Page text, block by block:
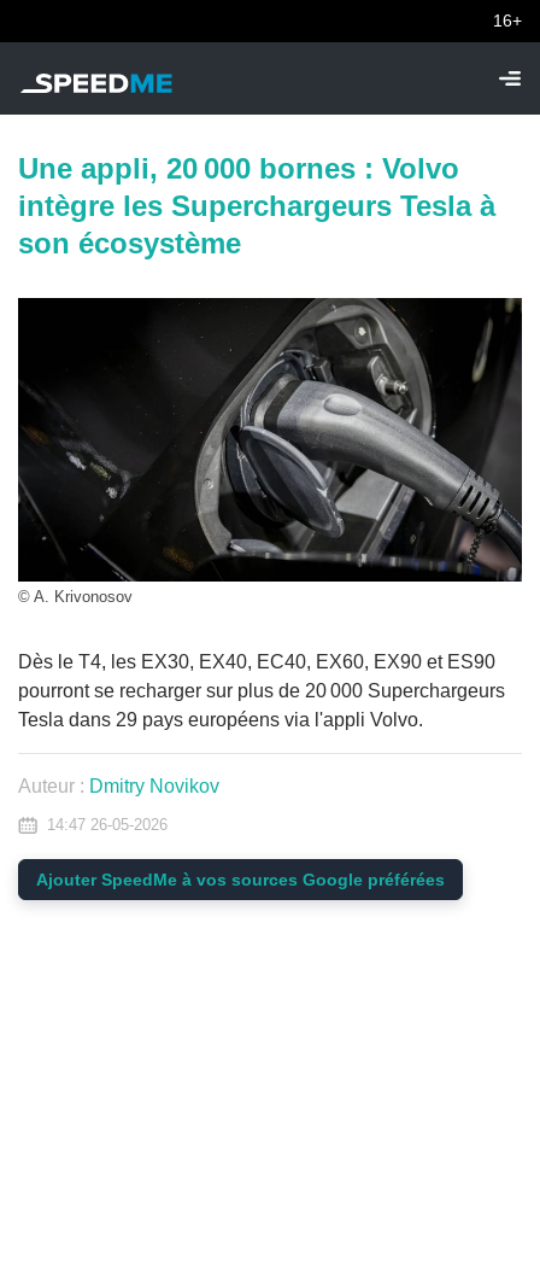
16+
Une appli, 20 000 bornes : Volvo
intègre les Superchargeurs Tesla à
son écosystème
© A. Krivonosov
Dès le T4, les EX30, EX40, EC40, EX60, EX90 et ES90
pourront se recharger sur plus de 20 000 Superchargeurs
Tesla dans 29 pays européens via l'appli Volvo.
Auteur : Dmitry Novikov
14:47 26-05-2026
Ajouter SpeedMe à vos sources Google préférées